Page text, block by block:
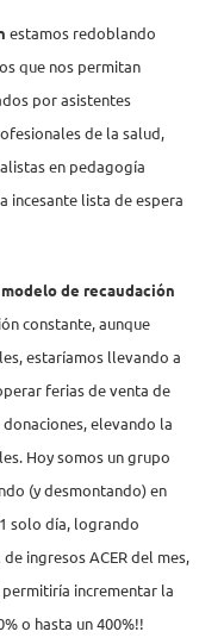
estamos redoblando
que nos permitan
por asistentes
de la salud,
en pedagogía
incesante lista de espera
modelo de recaudación
constante, aunque
estaríamos llevando a
ferias de venta de
elevando la
Hoy somos un grupo
(y desmontando) en
solo día, logrando
ingresos ACER del mes,
incrementar la
o hasta un 400%!!